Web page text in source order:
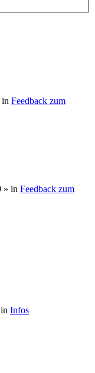
in Feedback zum
» in Feedback zum
Infos